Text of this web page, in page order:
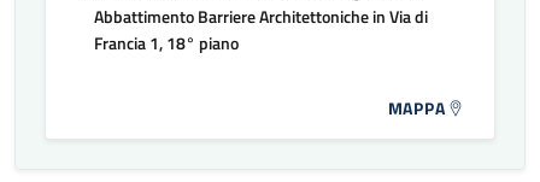
Abbattimento Barriere Architettoniche in Via di
Francia 1, 18° piano
MAPPA